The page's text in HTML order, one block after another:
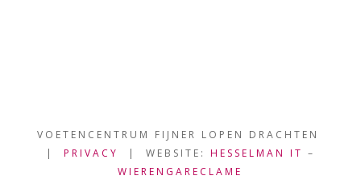
VOETENCENTRUM FIJNER LOPEN DRACHTEN
| PRIVACY | WEBSITE: HESSELMAN IT –
WIERENGARECLAME